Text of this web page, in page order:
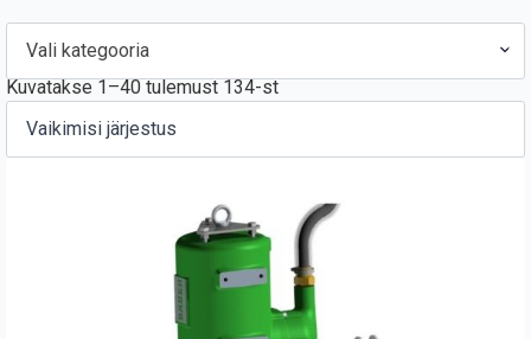
Vali kategooria
Kuvatakse 1–40 tulemust 134-st